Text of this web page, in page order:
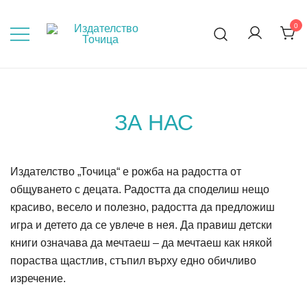
content
Мисли, преди да пораснеш!
0
ЗА НАС
Издателство „Точица“ е рожба на радостта от
общуването с децата. Радостта да споделиш нещо
красиво, весело и полезно, радостта да предложиш
игра и детето да се увлече в нея. Да правиш детски
книги означава да мечтаеш – да мечтаеш как някой
пораства щастлив, стъпил върху едно обичливо
изречение.